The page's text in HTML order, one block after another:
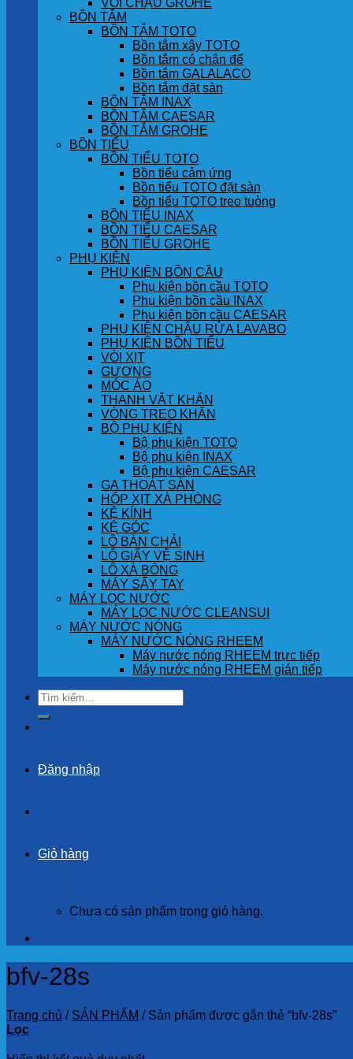
VÒI CHẬU GROHE
BỒN TẮM
BỒN TẮM TOTO
Bồn tắm xây TOTO
Bồn tắm có chân đế
Bồn tắm GALALACO
Bồn tắm đặt sàn
BỒN TẮM INAX
BỒN TẮM CAESAR
BỒN TẮM GROHE
BỒN TIỂU
BỒN TIỂU TOTO
Bồn tiểu cảm ứng
Bồn tiểu TOTO đặt sàn
Bồn tiểu TOTO treo tuòng
BỒN TIỂU INAX
BỒN TIỂU CAESAR
BỒN TIỂU GROHE
PHỤ KIỆN
PHỤ KIỆN BỒN CẦU
Phụ kiện bồn cầu TOTO
Phụ kiện bồn cầu INAX
Phụ kiện bồn cầu CAESAR
PHỤ KIỆN CHẬU RỬA LAVABO
PHỤ KIỆN BỒN TIỂU
VÒI XỊT
GƯƠNG
MÓC ÁO
THANH VẮT KHĂN
VÒNG TREO KHĂN
BỘ PHỤ KIỆN
Bộ phụ kiện TOTO
Bộ phụ kiện INAX
Bộ phụ kiện CAESAR
GA THOÁT SÀN
HỘP XỊT XÀ PHÒNG
KỆ KÍNH
KỆ GÓC
LÔ BÀN CHẢI
LÔ GIẤY VỆ SINH
LÔ XÀ BÔNG
MÁY SẤY TAY
MÁY LỌC NƯỚC
MÁY LỌC NƯỚC CLEANSUI
MÁY NƯỚC NÓNG
MÁY NƯỚC NÓNG RHEEM
Máy nước nóng RHEEM trực tiếp
Máy nước nóng RHEEM gián tiếp
Tìm
kiếm:
Đăng nhập
Giỏ hàng
Chưa có sản phẩm trong giỏ hàng.
bfv-28s
Trang chủ / SẢN PHẨM /Sản phẩm được gắn thẻ “bfv-28s”
Lọc